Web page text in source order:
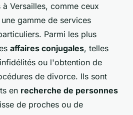
Versailles, comme ceux
gamme de services
Parmi les plus
affaires conjugales, telles
ou l'obtention de
de divorce. Ils sont
en recherche de personnes
de proches ou de